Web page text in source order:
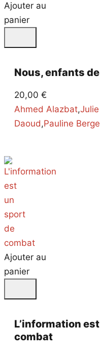
Ajouter au
panier
Nous, enfants
20,00 €
Ahmed Alazbat,
Daoud,Pauline
Ajouter au
panier
L’information
combat